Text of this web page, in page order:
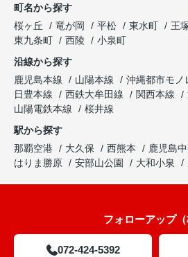
町名から探す
桜ヶ丘
竜が岡 平松 東水町 王
東九条町
西陵
小泉町
沿線から探す
鹿児島本線
山陽本線 沖縄都市モノ
日豊本線
西鉄大牟田線 関西本線
山陽電鉄本線
桜井線
駅から探す
那覇空港
大久保 西熊本 鹿児島
はりま勝原
安部山公園 大和小泉
フォローアップ（
072-424-5392